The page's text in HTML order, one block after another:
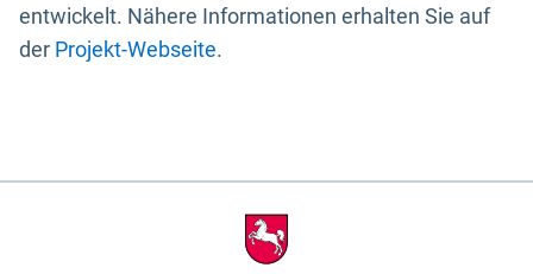
entwickelt. Nähere Informationen erhalten Sie auf
der Projekt-Webseite.